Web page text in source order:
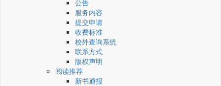
公告
服务内容
提交申请
收费标准
校外查询系统
联系方式
版权声明
阅读推荐
新书通报